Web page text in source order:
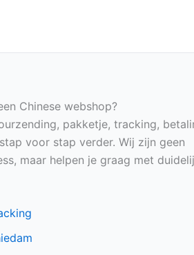
Chinese webshop?
pakketje, tracking,
voor stap verder. Wij zijn geen
maar helpen je graag met